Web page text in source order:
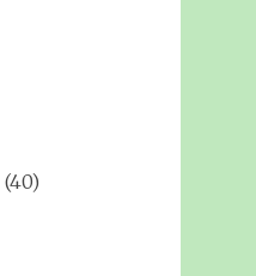
(40)